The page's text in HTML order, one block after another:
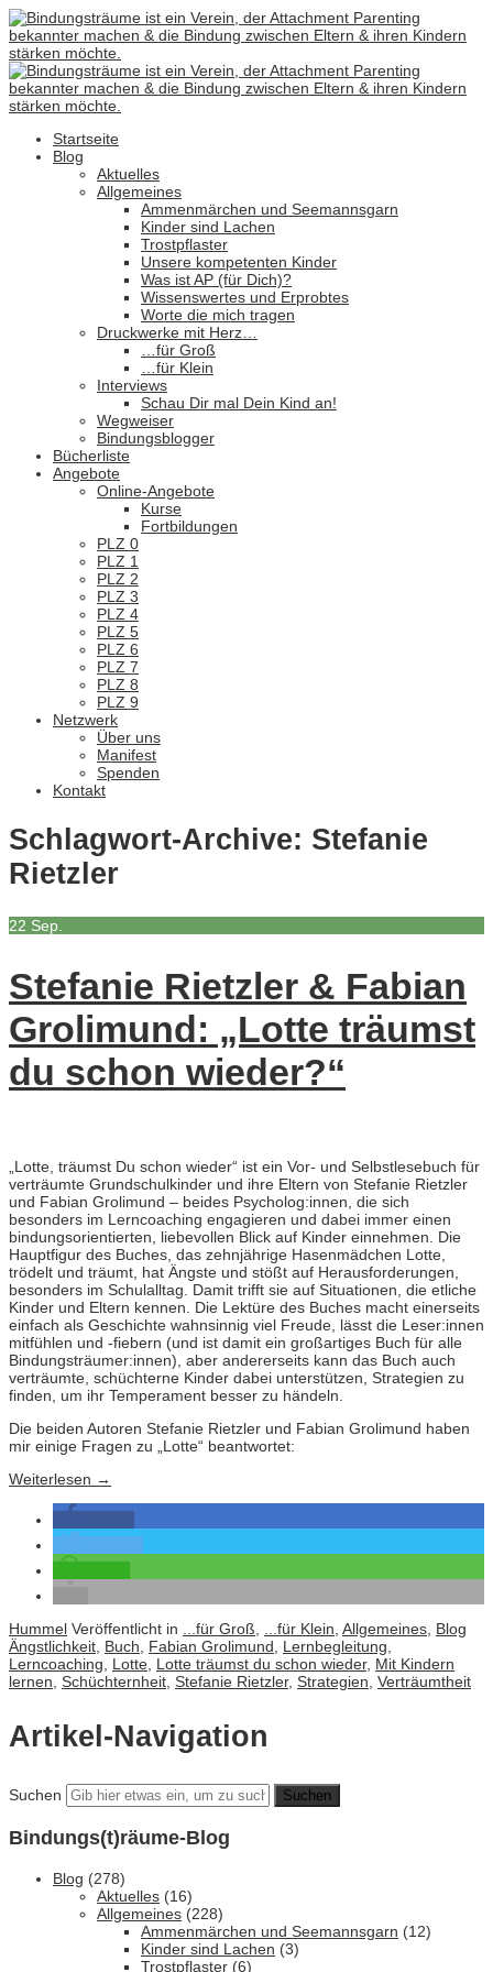
Startseite
Blog
Aktuelles
Allgemeines
Ammenmärchen und Seemannsgarn
Kinder sind Lachen
Trostpflaster
Unsere kompetenten Kinder
Was ist AP (für Dich)?
Wissenswertes und Erprobtes
Worte die mich tragen
Druckwerke mit Herz…
…für Groß
…für Klein
Interviews
Schau Dir mal Dein Kind an!
Wegweiser
Bindungsblogger
Bücherliste
Angebote
Online-Angebote
Kurse
Fortbildungen
PLZ 0
PLZ 1
PLZ 2
PLZ 3
PLZ 4
PLZ 5
PLZ 6
PLZ 7
PLZ 8
PLZ 9
Netzwerk
Über uns
Manifest
Spenden
Kontakt
Schlagwort-Archive: Stefanie
Rietzler
22 Sep.
Stefanie Rietzler & Fabian
Grolimund: „Lotte träumst
du schon wieder?“
„Lotte, träumst Du schon wieder“ ist ein Vor- und Selbstlesebuch für
verträumte Grundschulkinder und ihre Eltern von Stefanie Rietzler
und Fabian Grolimund – beides Psycholog:innen, die sich
besonders im Lerncoaching engagieren und dabei immer einen
bindungsorientierten, liebevollen Blick auf Kinder einnehmen. Die
Hauptfigur des Buches, das zehnjährige Hasenmädchen Lotte,
trödelt und träumt, hat Ängste und stößt auf Herausforderungen,
besonders im Schulalltag. Damit trifft sie auf Situationen, die etliche
Kinder und Eltern kennen. Die Lektüre des Buches macht einerseits
einfach als Geschichte wahnsinnig viel Freude, lässt die Leser:innen
mitfühlen und -fiebern (und ist damit ein großartiges Buch für alle
Bindungsträumer:innen), aber andererseits kann das Buch auch
verträumte, schüchterne Kinder dabei unterstützen, Strategien zu
finden, um ihr Temperament besser zu händeln.
Die beiden Autoren Stefanie Rietzler und Fabian Grolimund haben
mir einige Fragen zu „Lotte“ beantwortet:
Weiterlesen →
Hummel Veröffentlicht in ...für Groß, ...für Klein, Allgemeines, Blog
Ängstlichkeit, Buch, Fabian Grolimund, Lernbegleitung,
Lerncoaching, Lotte, Lotte träumst du schon wieder, Mit Kindern
lernen, Schüchternheit, Stefanie Rietzler, Strategien, Verträumtheit
Artikel-Navigation
Suchen
Bindungs(t)räume-Blog
Blog (278)
Aktuelles (16)
Allgemeines (228)
Ammenmärchen und Seemannsgarn (12)
Kinder sind Lachen (3)
Trostpflaster (6)